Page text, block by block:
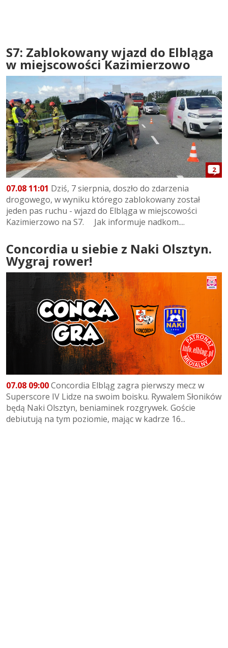
S7: Zablokowany wjazd do Elbląga
w miejscowości Kazimierzowo
2
07.08 11:01 Dziś, 7 sierpnia, doszło do zdarzenia
drogowego, w wyniku którego zablokowany został
jeden pas ruchu - wjazd do Elbląga w miejscowości
Kazimierzowo na S7. Jak informuje nadkom....
Concordia u siebie z Naki Olsztyn.
Wygraj rower!
07.08 09:00Concordia Elbląg zagra pierwszy mecz w
Superscore IV Lidze na swoim boisku. Rywalem Słoników
będą Naki Olsztyn, beniaminek rozgrywek. Goście
debiutują na tym poziomie, mając w kadrze 16...